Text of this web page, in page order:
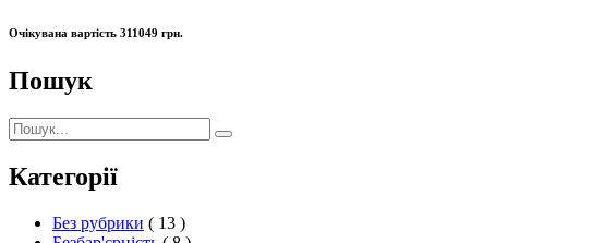
Очікувана вартість 311049 грн.
Пошук
Пошук:
Пошук
Категорії
Без рубрики ( 13 )